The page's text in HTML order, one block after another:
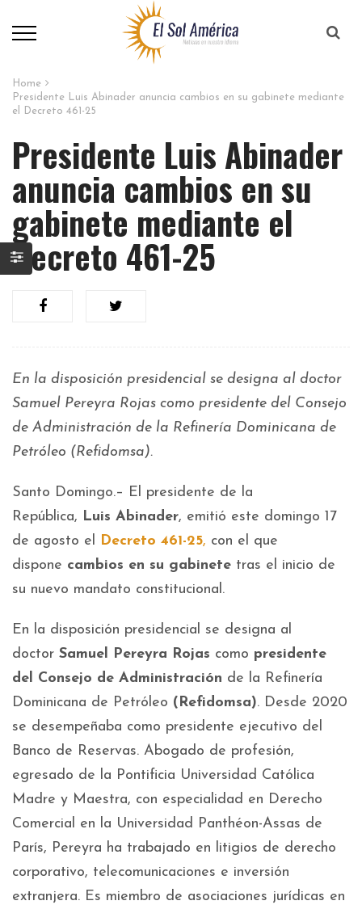
Home
Presidente Luis Abinader anuncia cambios en su gabinete mediante
el Decreto 461-25
Presidente Luis Abinader
anuncia cambios en su
gabinete mediante el
Decreto 461-25
En la disposición presidencial se designa al doctor
Samuel Pereyra Rojas como presidente del Consejo
de Administración de la Refinería Dominicana de
Petróleo (Refidomsa).
Santo Domingo.– El presidente de la
República, Luis Abinader, emitió este domingo 17
de agosto el Decreto 461-25, con el que
dispone cambios en su gabinete tras el inicio de
su nuevo mandato constitucional.
En la disposición presidencial se designa al
doctor Samuel Pereyra Rojas como presidente
del Consejo de Administración de la Refinería
Dominicana de Petróleo (Refidomsa). Desde 2020
se desempeñaba como presidente ejecutivo del
Banco de Reservas. Abogado de profesión,
egresado de la Pontificia Universidad Católica
Madre y Maestra, con especialidad en Derecho
Comercial en la Universidad Panthéon-Assas de
París, Pereyra ha trabajado en litigios de derecho
corporativo, telecomunicaciones e inversión
extranjera. Es miembro de asociaciones jurídicas en